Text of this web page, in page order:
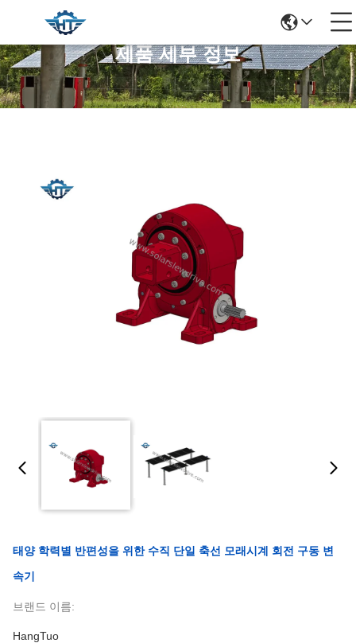
제품 세부 정보
태양 학력별 반편성을 위한 수직 단일 축선 모래시계 회전 구동 변
속기
브랜드 이름:
HangTuo